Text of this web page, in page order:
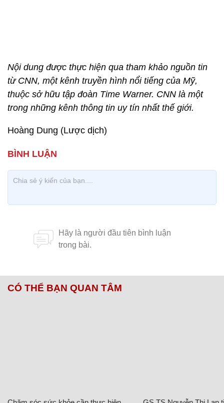
Nội dung được thực hiện qua tham khảo nguồn tin
từ CNN, một kênh truyền hình nổi tiếng của Mỹ,
thuộc sở hữu tập đoàn Time Warner. CNN là một
trong những kênh thông tin uy tín nhất thế giới.
Hoàng Dung (Lược dịch)
CÓ THỂ BẠN QUAN TÂM